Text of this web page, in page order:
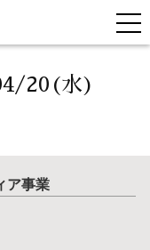
20(水)
ア事業